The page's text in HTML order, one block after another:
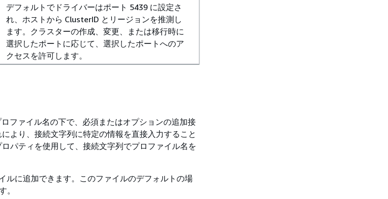
デフォルトでドライバーはポート 5439 に設定さ
れ、ホストから ClusterID とリージョンを推測し
ます。クラスターの作成、変更、または移行時に
選択したポートに応じて、選択したポートへのア
クセスを許可します。
ファイル名の下で、必須またはオプションの追加接
より、接続文字列に特定の情報を直接入力すること
パティを使用して、接続文字列でプロファイル名を
ルに追加できます。このファイルのデフォルトの場
。